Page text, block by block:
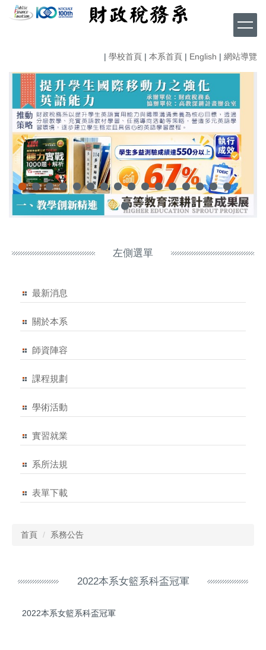
到
容
| 學校首頁 | 本系首頁 | English | 網站導覽
左側選單
最新消息
關於本系
師資陣容
課程規劃
學術活動
實習就業
系所法規
表單下載
首頁 系務公告
2022本系女籃系科盃冠軍
2022本系女籃系科盃冠軍